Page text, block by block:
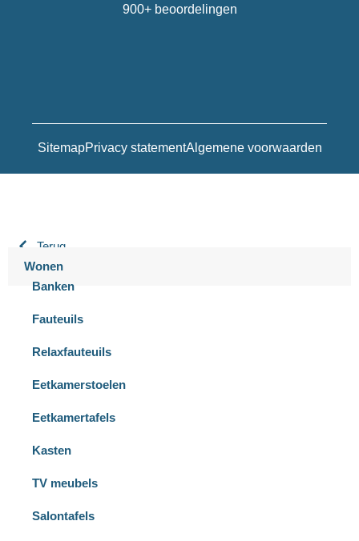
SitemapPrivacy statementAlgemene voorwaarden
900+ beoordelingen
Terug
Wonen
Banken
Fauteuils
Relaxfauteuils
Eetkamerstoelen
Eetkamertafels
Kasten
TV meubels
Salontafels